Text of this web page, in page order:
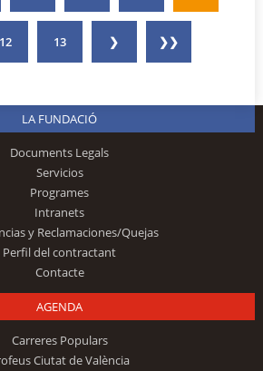
12 13 ❯ ❯❯
LA FUNDACIÓ
Documents Legals
Servicios
Programes
Intranets
y Reclamaciones/Quejas
Perfil del contractant
Contacte
AGENDA
Carreres Populars
Ciutat de València